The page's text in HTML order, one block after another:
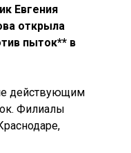
Евгения
открыла
пыток** в
действующим
Филиалы